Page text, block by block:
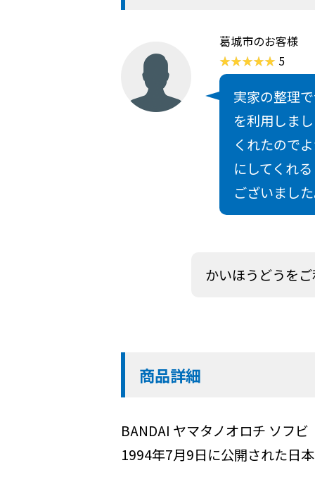
葛城市のお客様
5
実家の整理
を利用しま
くれたので
にしてくれ
ございまし
かいほうどうを
商品詳細
BANDAI ヤマタノオロチ ソフビ
1994年7月9日に公開された日